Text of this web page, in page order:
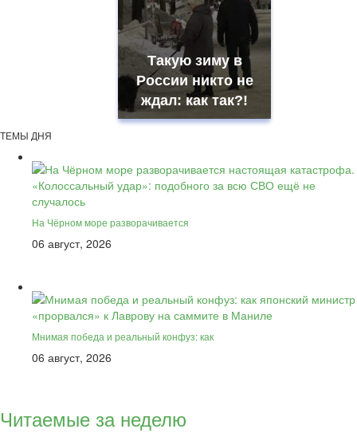
Такую зиму в
России никто не
ждал: как так?!
ТЕМЫ ДНЯ
На Чёрном море разворачивается
06 август, 2026
Мнимая победа и реальный конфуз: как
06 август, 2026
Читаемые за неделю